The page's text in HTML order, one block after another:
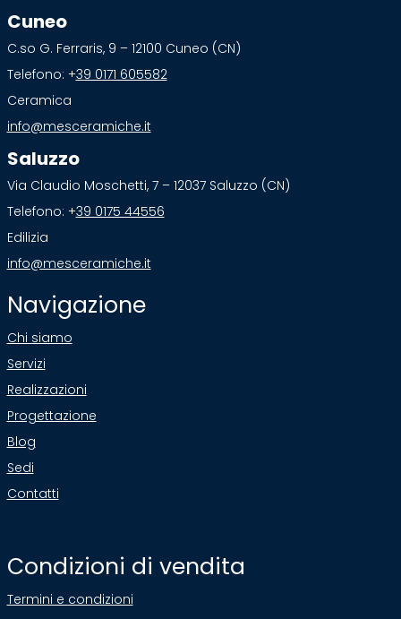
Cuneo
C.so G. Ferraris, 9 – 12100 Cuneo (CN)
Telefono: +39 0171 605582
Ceramica
info@mesceramiche.it
Saluzzo
Via Claudio Moschetti, 7 – 12037 Saluzzo (CN)
Telefono: +39 0175 44556
Edilizia
info@mesceramiche.it
Navigazione
Chi siamo
Servizi
Realizzazioni
Progettazione
Blog
Sedi
Contatti
Condizioni di vendita
Termini e condizioni